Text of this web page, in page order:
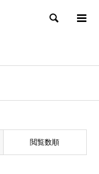
検索
閲覧数順